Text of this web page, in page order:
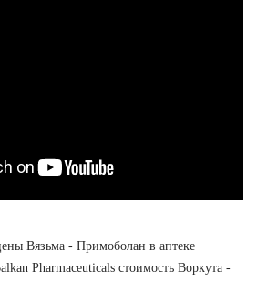
Вязьма - Примоболан в аптеке
Pharmaceuticals стоимость Воркута -